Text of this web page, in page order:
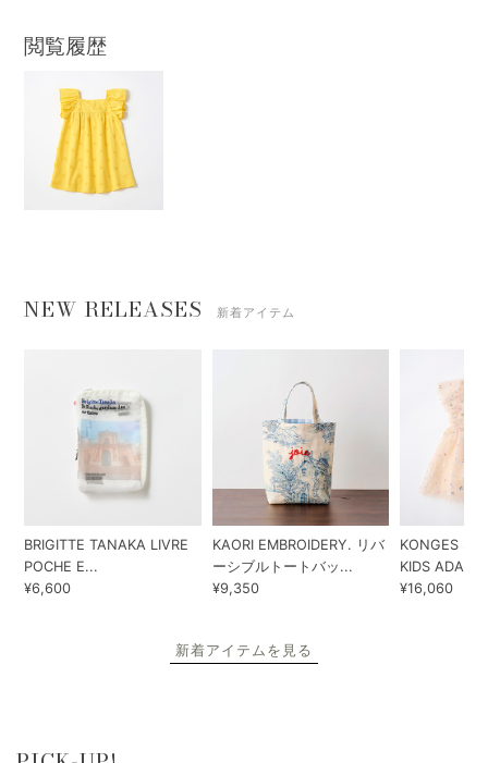
閲覧履歴
NEW RELEASES 新着アイテム
BRIGITTE TANAKA LIVRE
POCHE E...
¥6,600
KAORI EMBROIDERY. リバ
ーシブルトートバッ...
¥9,350
KONGES
KIDS ADA...
¥16,060
新着アイテムを見る